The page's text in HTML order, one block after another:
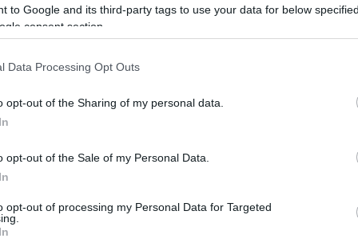
to Google and its third-party tags to use your data for below
consent section.
Data Processing Opt Outs
opt-out of the Sharing of my personal data.
opt-out of the Sale of my Personal Data.
opt-out of processing my Personal Data for Targeted
χρόνους που μπορούν να δώσουν
Αγώνων, που ακολουθούν σε ένα μήνα στο
το χάλκινο πήγε στο 52.19 του Ράιαν
δύο πρώτους όμως να είναι οι Ρώσοι
και Κλιμέντ Κολεσνίκοφ, που δεν θα
ο Τόμας Τσέκον, κάτοχος εδώ και δύο
ρεκόρ). Ο τελικός στους